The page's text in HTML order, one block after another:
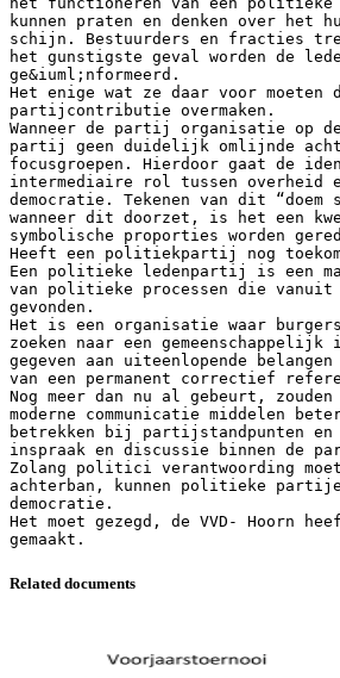
kunnen praten en denken over het
schijn. Bestuurders en fracties
het gunstigste geval worden de
ge&iuml;nformeerd.
Het enige wat ze daar voor
partijcontributie overmaken.
Wanneer de partij organisatie op
partij geen duidelijk omlijnde
focusgroepen. Hierdoor gaat de
intermediaire rol tussen overheid
democratie. Tekenen van dit “doem
wanneer dit doorzet, is het een
symbolische proporties worden
Heeft een politiekpartij nog
Een politieke ledenpartij is een
van politieke processen die vanuit
gevonden.
Het is een organisatie waar
zoeken naar een
gegeven aan uiteenlopende
van een permanent correctief
Nog meer dan nu al gebeurt,
moderne communicatie middelen
betrekken bij partijstandpunten en
inspraak en discussie binnen de
Zolang politici verantwoording
achterban, kunnen politieke
democratie.
Het moet gezegd, de VVD- Hoorn
Related documents